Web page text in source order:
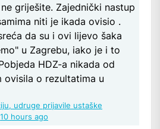
griješite. Zajednički nastup
niti je ikada ovisio .
da su i ovi lijevo šaka
u Zagrebu, iako je i to
HDZ-a nikada od
ovisila o rezultatima u
udruge prijavile ustaške
10 hours ago